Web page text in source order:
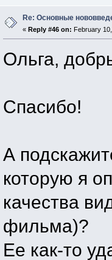
Re: Основные
« Reply #46 on: February
Ольга,
Спасибо!
А
которую я
качества
фильма)?
Ее как-то